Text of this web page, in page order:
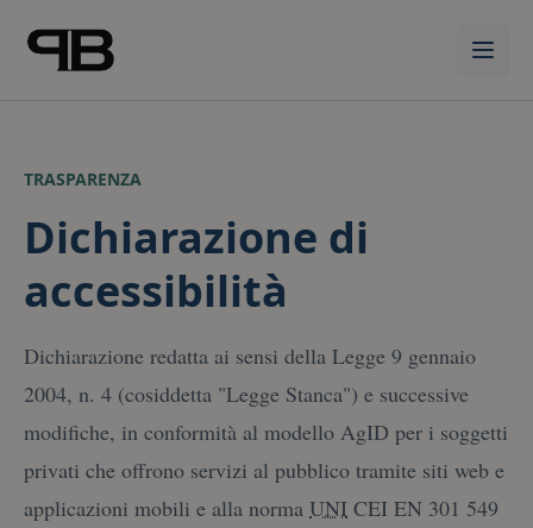
TRASPARENZA
Dichiarazione di
accessibilità
Dichiarazione redatta ai sensi della Legge 9 gennaio
2004, n. 4 (cosiddetta "Legge Stanca") e successive
modifiche, in conformità al modello AgID per i soggetti
privati che offrono servizi al pubblico tramite siti web e
applicazioni mobili e alla norma UNI CEI EN 301 549